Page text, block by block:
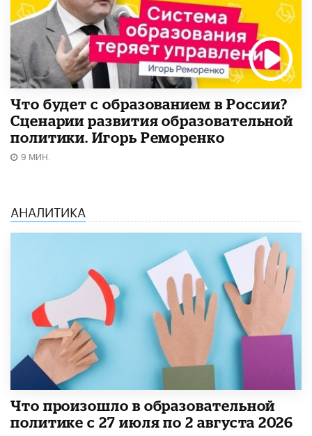
Что будет с образованием в России?
Сценарии развития образовательной
политики. Игорь Реморенко
9 МИН.
АНАЛИТИКА
​Что произошло в образовательной
политике с 27 июля по 2 августа 2026